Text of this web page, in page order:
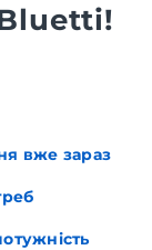
вже зараз